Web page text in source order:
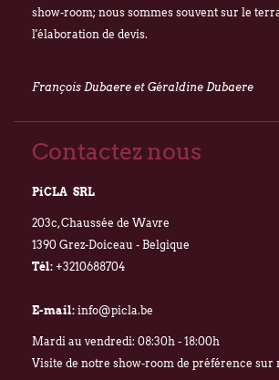
show-room; nous sommes souvent sur le
l'élaboration de devis.
François Dubaere et Géraldine Dubaere
Contactez nous
PiCLA SRL
203c, Chaussée de Wavre
1390 Grez-Doiceau - Belgique
Tél: +3210688704
E-mail: info@picla.be
Mardi au vendredi: 08:30h - 18:00h
Visite de notre show-room de préférence sur